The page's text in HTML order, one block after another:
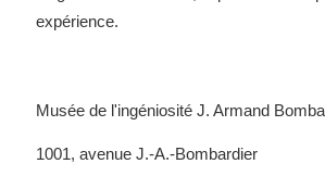
expérience.
Musée de l'ingéniosité J. Armand
1001, avenue J.-A.-Bombardier